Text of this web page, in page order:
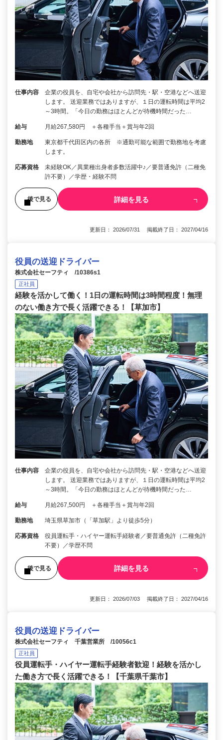
仕事内容
企業の役員を、自宅や会社から訪問先・駅・空港などへ送迎
します。 送迎業務ではありますが、１日の運転時間は平均2
～3時間。「今日の勤務はほとんどが待機時間だった…
給与 月給267,580円 ＋各種手当＋賞与年2回
勤務地
東京都千代田区内の各所 ※通勤可能な範囲で勤務地を考慮
します。
応募資格
未経験OK／異業種出身者多数活躍中♪／要普通免許（二種免
許不要）／学歴・経験不問
後で見る 詳細を見る
更新日： 2026/07/31 掲載終了日： 2027/04/16
役員の送迎ドライバー
株式会社セーフティ /10386s1
正社員
経験を活かして働く！1日の運転時間は3時間程度！無理
のない働き方で長く活躍できる！【草加市】
仕事内容
企業の役員を、自宅や会社から訪問先・駅・空港などへ送迎
します。 送迎業務ではありますが、１日の運転時間は平均2
～3時間。「今日の勤務はほとんどが待機時間だった…
給与 月給267,500円 ＋各種手当＋賞与年2回
勤務地 埼玉県草加市（「草加駅」より徒歩5分）
応募資格
役員運転手・ハイヤー運転手経験者／要普通免許（二種免許
不要）／学歴不問
後で見る 詳細を見る
更新日： 2026/07/03 掲載終了日： 2027/04/16
役員の送迎ドライバー
株式会社セーフティ 千葉営業所 /10056c1
正社員
役員運転手・ハイヤー運転手経験者歓迎！経験を活かし
た働き方で長く活躍できる！【千葉県千葉市】